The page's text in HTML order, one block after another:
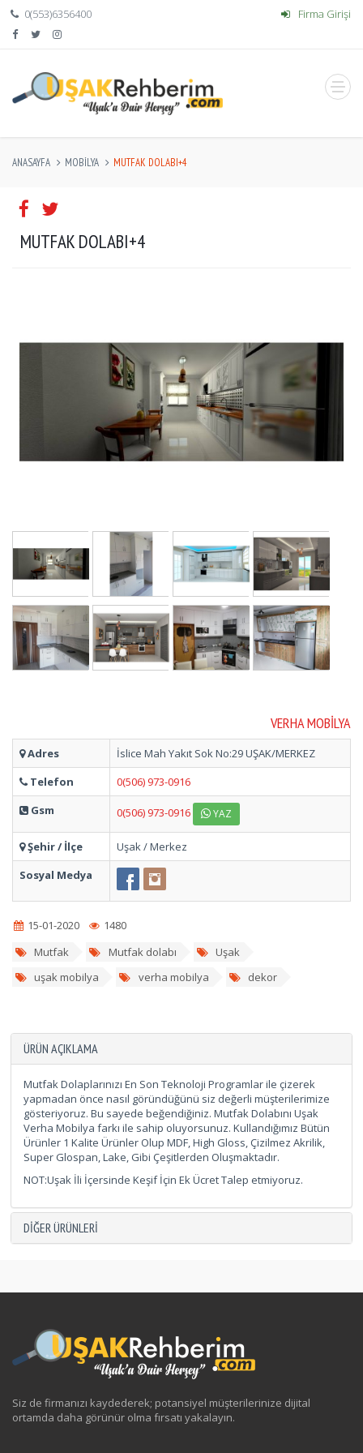
0(553)6356400 Firma Girişi
ANASAYFA MOBILYA MUTFAK DOLABI+4
MUTFAK DOLABI+4
VERHA MOBILYA
Adres
İslice Mah Yakıt Sok No:29 UŞAK/MERKEZ
Telefon
0(506) 973-0916
Gsm
0(506) 973-0916 YAZ
Şehir / İlçe
Uşak / Merkez
Sosyal Medya
15-01-2020
1480
Mutfak
Mutfak dolabı
Uşak
uşak mobilya
verha mobilya dekor
ÜRÜN AÇIKLAMA
Mutfak Dolaplarınızı En Son Teknoloji Programlar ile çizerek
yapmadan önce nasıl göründüğünü siz değerli müşterilerimize
gösteriyoruz. Bu sayede beğendiğiniz. Mutfak Dolabını Uşak
Verha Mobilya farkı ile sahip oluyorsunuz. Kullandığımız Bütün
Ürünler 1 Kalite Ürünler Olup MDF, High Gloss, Çizilmez Akrilik,
Super Glospan, Lake, Gibi Çeşitlerden Oluşmaktadır.
NOT:Uşak İli İçersinde Keşif İçin Ek Ücret Talep etmiyoruz.
DIĞER ÜRÜNLERI
Siz de firmanızı kaydederek; potansiyel müşterilerinize dijital
ortamda daha görünür olma fırsatı yakalayın.